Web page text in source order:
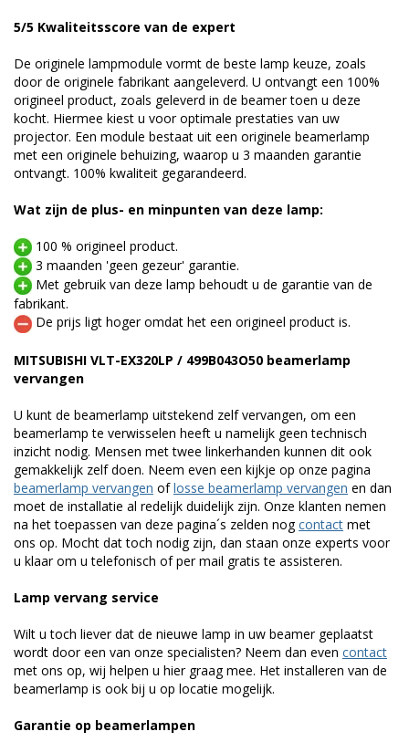
5/5 Kwaliteitsscore van de expert
De originele lampmodule vormt de beste lamp keuze, zoals
door de originele fabrikant aangeleverd. U ontvangt een 100%
origineel product, zoals geleverd in de beamer toen u deze
kocht. Hiermee kiest u voor optimale prestaties van uw
projector. Een module bestaat uit een originele beamerlamp
met een originele behuizing, waarop u 3 maanden garantie
ontvangt. 100% kwaliteit gegarandeerd.
Wat zijn de plus- en minpunten van deze lamp:
100 % origineel product.
3 maanden 'geen gezeur' garantie.
Met gebruik van deze lamp behoudt u de garantie van de
fabrikant.
De prijs ligt hoger omdat het een origineel product is.
MITSUBISHI VLT-EX320LP / 499B043O50 beamerlamp
vervangen
U kunt de beamerlamp uitstekend zelf vervangen, om een
beamerlamp te verwisselen heeft u namelijk geen technisch
inzicht nodig. Mensen met twee linkerhanden kunnen dit ook
gemakkelijk zelf doen. Neem even een kijkje op onze pagina
beamerlamp vervangen oflosse beamerlamp vervangen en dan
moet de installatie al redelijk duidelijk zijn. Onze klanten nemen
na het toepassen van deze pagina´s zelden nogcontact met
ons op. Mocht dat toch nodig zijn, dan staan onze experts voor
u klaar om u telefonisch of per mail gratis te assisteren.
Lamp vervang service
Wilt u toch liever dat de nieuwe lamp in uw beamer geplaatst
wordt door een van onze specialisten? Neem dan even contact
met ons op, wij helpen u hier graag mee. Het installeren van de
beamerlamp is ook bij u op locatie mogelijk.
Garantie op beamerlampen